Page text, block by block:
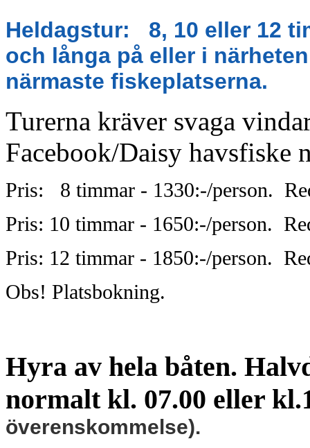
Heldagstur: 8, 10 eller 12
och långa på eller i
närmaste fiskeplatserna.
Turerna kräver svaga
Facebook/Daisy havsfiske
Pris: 8 timmar - 1330:-/person.
Pris: 10 timmar - 1650:-/person.
Pris: 12 timmar - 1850:-/person.
Obs! Platsbokning.
Hyra av hela båten.
normalt kl. 07.00 eller
överenskommelse).